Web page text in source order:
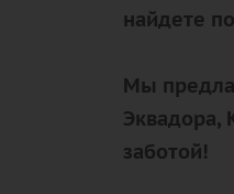
найдете
Мы
Эквадора,
заботой!